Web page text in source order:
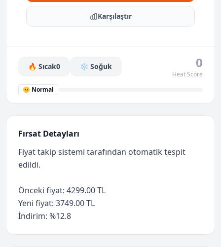
Karşılaştır
🔥 Sıcak0 ❄️ Soğuk 0
Heat Score
😐 Normal
Fırsat Detayları
Fiyat takip sistemi tarafından otomatik tespit
edildi.
Önceki fiyat: 4299.00 TL
Yeni fiyat: 3749.00 TL
İndirim: %12.8